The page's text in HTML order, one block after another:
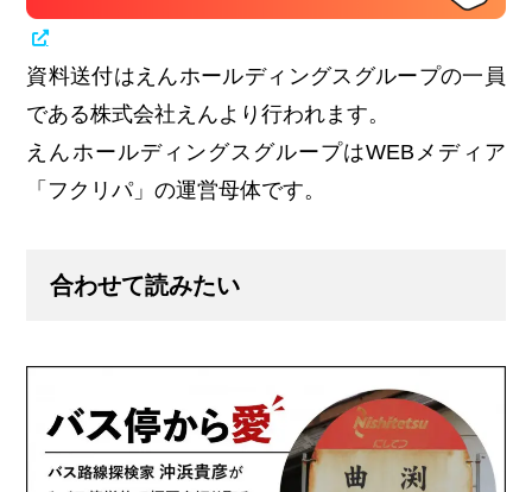
資料送付はえんホールディングスグループの一員
である株式会社えんより行われます。
えんホールディングスグループはWEBメディア
「フクリパ」の運営母体です。
合わせて読みたい